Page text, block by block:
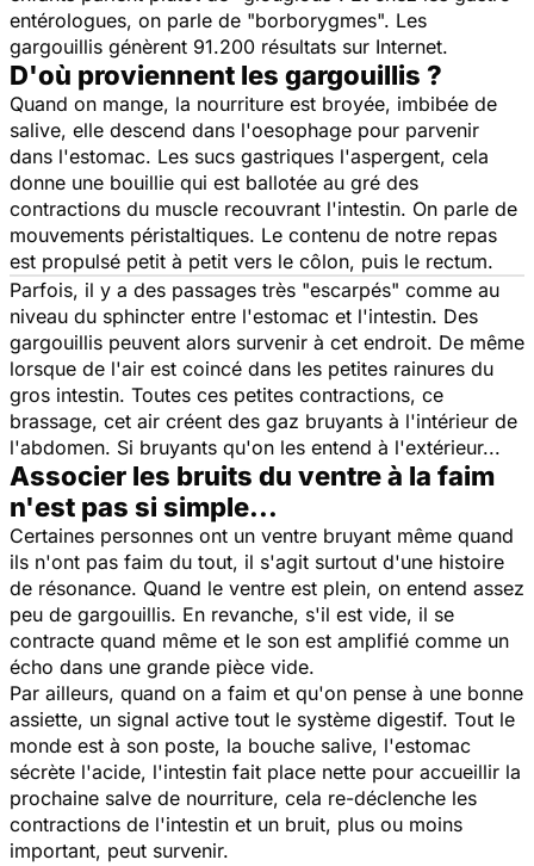
entérologues, on parle de "borborygmes". Les
gargouillis génèrent 91.200 résultats sur Internet.
D'où proviennent les gargouillis ?
Quand on mange, la nourriture est broyée, imbibée de
salive, elle descend dans l'oesophage pour parvenir
dans l'estomac. Les sucs gastriques l'aspergent, cela
donne une bouillie qui est ballotée au gré des
contractions du muscle recouvrant l'intestin. On parle de
mouvements péristaltiques. Le contenu de notre repas
est propulsé petit à petit vers le côlon, puis le rectum.
Parfois, il y a des passages très "escarpés" comme au
niveau du sphincter entre l'estomac et l'intestin. Des
gargouillis peuvent alors survenir à cet endroit. De même
lorsque de l'air est coincé dans les petites rainures du
gros intestin. Toutes ces petites contractions, ce
brassage, cet air créent des gaz bruyants à l'intérieur de
l'abdomen. Si bruyants qu'on les entend à l'extérieur...
Associer les bruits du ventre à la faim
n'est pas si simple...
Certaines personnes ont un ventre bruyant même quand
ils n'ont pas faim du tout, il s'agit surtout d'une histoire
de résonance. Quand le ventre est plein, on entend assez
peu de gargouillis. En revanche, s'il est vide, il se
contracte quand même et le son est amplifié comme un
écho dans une grande pièce vide.
Par ailleurs, quand on a faim et qu'on pense à une bonne
assiette, un signal active tout le système digestif. Tout le
monde est à son poste, la bouche salive, l'estomac
sécrète l'acide, l'intestin fait place nette pour accueillir la
prochaine salve de nourriture, cela re-déclenche les
contractions de l'intestin et un bruit, plus ou moins
important, peut survenir.